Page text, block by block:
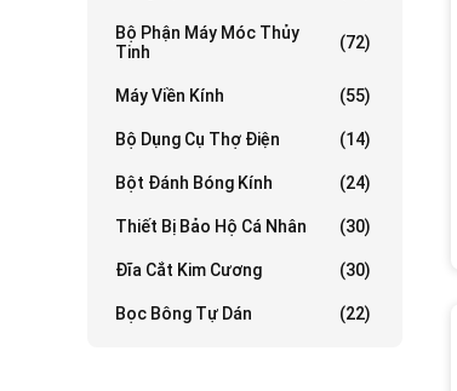
Bộ Phận Máy Móc Thủy
Tinh
(72)
Máy Viền Kính (55)
Bộ Dụng Cụ Thợ Điện (14)
Bột Đánh Bóng Kính (24)
Thiết Bị Bảo Hộ Cá Nhân (30)
Đĩa Cắt Kim Cương (30)
Bọc Bông Tự Dán (22)